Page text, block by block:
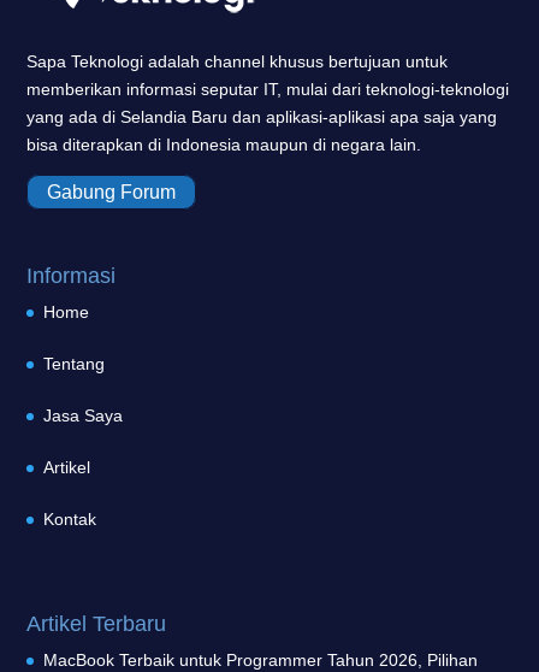
Sapa Teknologi adalah channel khusus bertujuan untuk
memberikan informasi seputar IT, mulai dari teknologi-teknologi
yang ada di Selandia Baru dan aplikasi-aplikasi apa saja yang
bisa diterapkan di Indonesia maupun di negara lain.
Gabung Forum
Informasi
Home
Tentang
Jasa Saya
Artikel
Kontak
Artikel Terbaru
MacBook Terbaik untuk Programmer Tahun 2026, Pilihan